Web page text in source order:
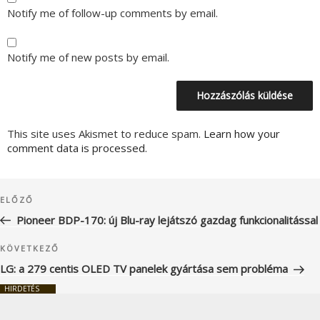
Notify me of follow-up comments by email.
Notify me of new posts by email.
This site uses Akismet to reduce spam. Learn how your
comment data is processed.
navigáció
Korábbi
bejegyzés
ELŐZŐ
Pioneer BDP-170: új Blu-ray lejátszó gazdag funkcionalitással
Következő
bejegyzés
KÖVETKEZŐ
LG: a 279 centis OLED TV panelek gyártása sem probléma
HIRDETÉS